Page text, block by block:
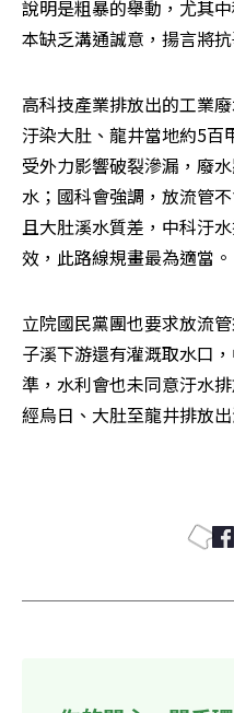
說明是粗暴的舉動，尤其
本缺乏溝通誠意，揚言將抗
高科技產業排放出的工業
汙染大肚、龍井當地約5百
受外力影響破裂滲漏，廢
水；國科會強調，放流管
且大肚溪水質差，中科汙
效，此路線規畫最為適當。
立院國民黨團也要求放流
子溪下游還有灌溉取水口
準，水利會也未同意汙水
經烏日、大肚至龍井排放出